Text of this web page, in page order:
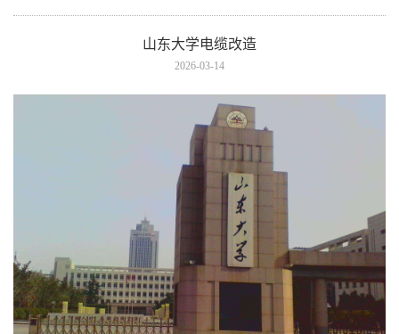
山东大学电缆改造
2026-03-14